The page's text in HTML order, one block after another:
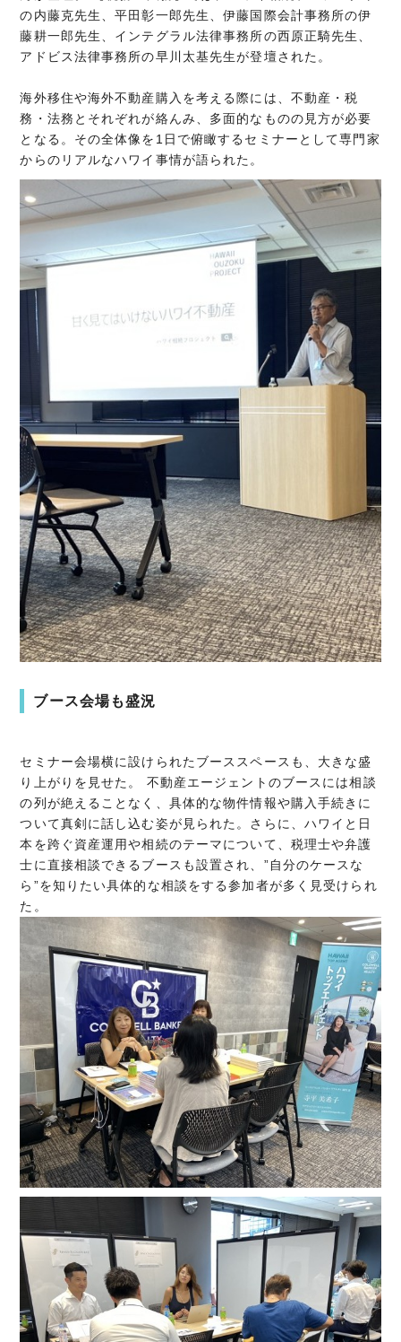
の内藤克先生、平田彰一郎先生、伊藤国際会計事務所の伊
藤耕一郎先生、インテグラル法律事務所の西原正騎先生、
アドビス法律事務所の早川太基先生が登壇された。
海外移住や海外不動産購入を考える際には、不動産・税
務・法務とそれぞれが絡んみ、多面的なものの見方が必要
となる。その全体像を1日で俯瞰するセミナーとして専門家
からのリアルなハワイ事情が語られた。
ブース会場も盛況
セミナー会場横に設けられたブーススペースも、大きな盛
り上がりを見せた。 不動産エージェントのブースには相談
の列が絶えることなく、具体的な物件情報や購入手続きに
ついて真剣に話し込む姿が見られた。さらに、ハワイと日
本を跨ぐ資産運用や相続のテーマについて、税理士や弁護
士に直接相談できるブースも設置され、”自分のケースな
ら”を知りたい具体的な相談をする参加者が多く見受けられ
た。